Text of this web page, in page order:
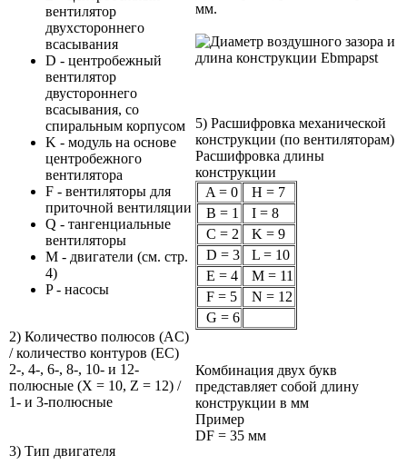
вентилятор
двухстороннего
всасывания
D - центробежный
вентилятор
двустороннего
всасывания, со
спиральным корпусом
K - модуль на основе
центробежного
вентилятора
F - вентиляторы для
приточной вентиляции
Q - тангенциальные
вентиляторы
M - двигатели (см. стр.
4)
P - насосы
2) Количество полюсов (AC)
/ количество контуров (EC)
2-, 4-, 6-, 8-, 10- и 12-
полюсные (X = 10, Z = 12) /
1- и 3-полюсные
3) Тип двигателя
мм.
5) Расшифровка механической
конструкции (по вентиляторам)
Расшифровка длины
конструкции
A = 0
H = 7
B = 1
I = 8
C = 2
K = 9
D = 3
L = 10
E = 4
M = 11
F = 5
N = 12
G = 6
Комбинация двух букв
представляет собой длину
конструкции в мм
Пример
DF = 35 мм